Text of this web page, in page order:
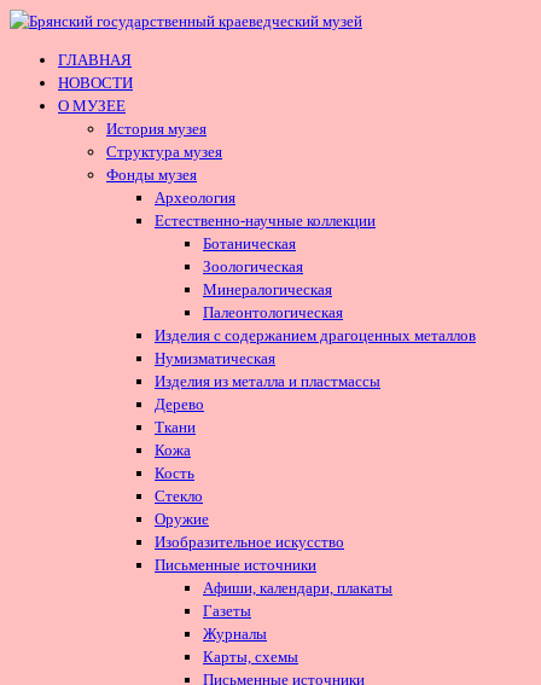
ГЛАВНАЯ
НОВОСТИ
О МУЗЕЕ
История музея
Структура музея
Фонды музея
Археология
Естественно-научные коллекции
Ботаническая
Зоологическая
Минералогическая
Палеонтологическая
Изделия с содержанием драгоценных металлов
Нумизматическая
Изделия из металла и пластмассы
Дерево
Ткани
Кожа
Кость
Стекло
Оружие
Изобразительное искусство
Письменные источники
Афиши, календари, плакаты
Газеты
Журналы
Карты, схемы
Письменные источники